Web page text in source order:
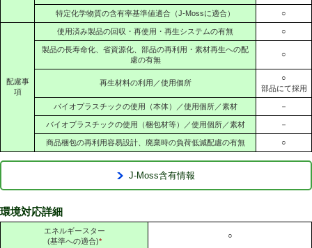
特定化学物質の含有率基準値適合（J-Mossに適合） ○
配慮事
項
使用済み製品の回収・再使用・再生システムの有無 ○
製品の長寿命化、省資源化、部品の再利用・素材再生への配
慮の有無
○
再生材料の利用／使用個所
○
部品にて採用
バイオプラスチックの使用（本体）／使用個所／素材 －
バイオプラスチックの使用（梱包材等）／使用個所／素材 －
商品梱包の再利用容易設計、廃棄時の負荷低減配慮の有無 ○
J-Moss含有情報
環境対応詳細
エネルギースター
(基準への適合)*
○